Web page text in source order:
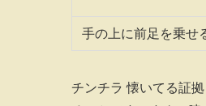
手の上に前足を乗せ
チンチラ 懐いてる証